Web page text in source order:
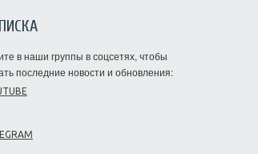
в наши группы в соцсетях, чтобы
последние новости и обновления: